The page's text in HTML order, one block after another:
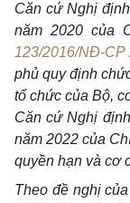
Căn cứ Nghị
năm 2020 của
123/2016/NĐ-CP
phủ quy định
tổ chức của Bộ,
Căn cứ Nghị
năm 2022 của
quyền hạn và cơ
Theo đề nghị